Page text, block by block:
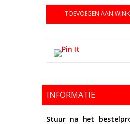
TOEVOEGEN AAN
INFORMATIE
Stuur na het